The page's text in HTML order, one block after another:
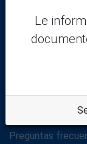
Legal
Términos de uso
Preguntas
Le